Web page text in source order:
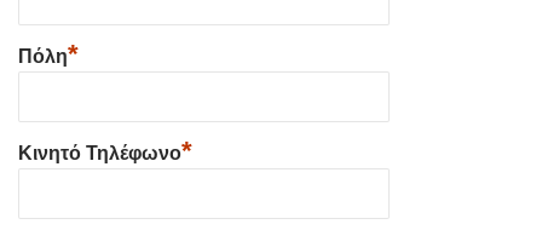
Πόλη*
Κινητό Τηλέφωνο*